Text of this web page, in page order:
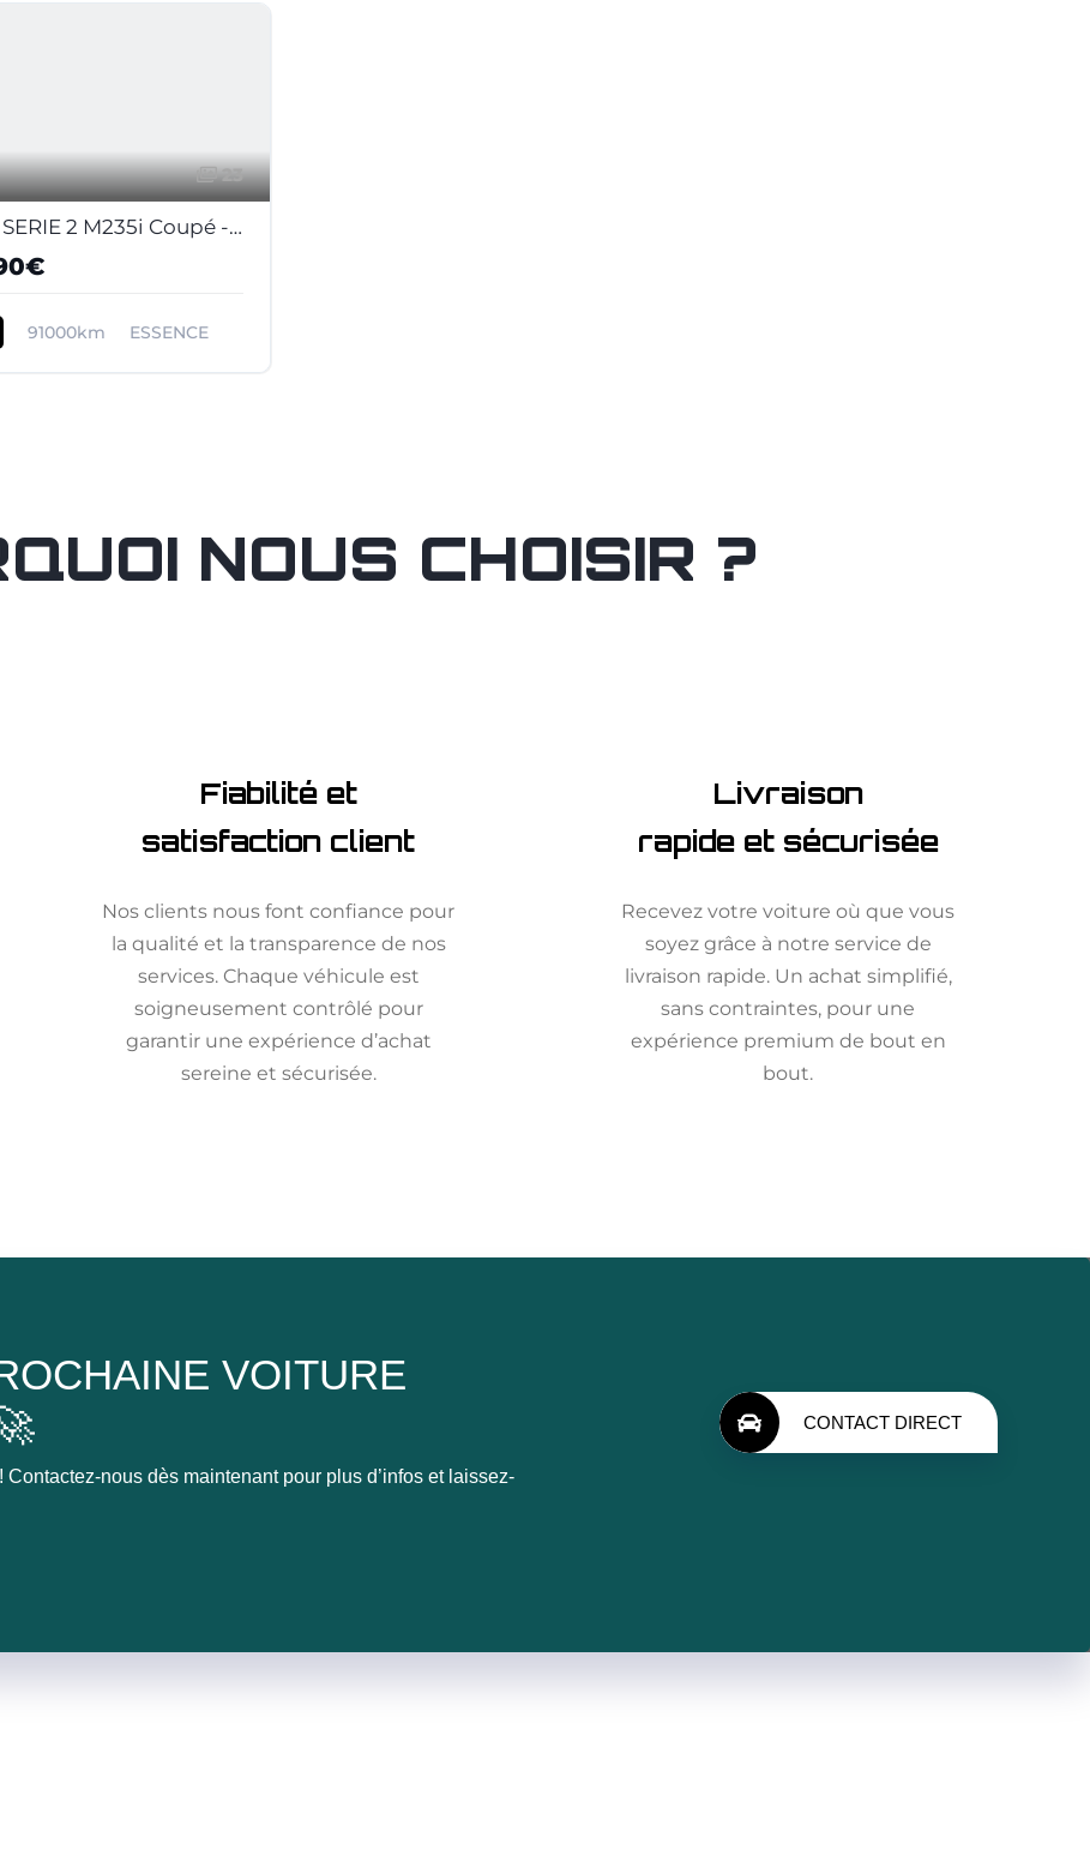
23
BMW SERIE 2 M235i Coupé - BVA Sport COUPE F22 F87 M Performance PHASE 1
91000km ESSENCE
NOUS CHOISIR ?
Fiabilité et
satisfaction client
Nos clients nous font confiance pour
la qualité et la transparence de nos
services. Chaque véhicule est
soigneusement contrôlé pour
garantir une expérience d’achat
sereine et sécurisée.
Livraison
rapide et sécurisée
Recevez votre voiture où que vous
soyez grâce à notre service de
livraison rapide. Un achat simplifié,
sans contraintes, pour une
expérience premium de bout en
bout.
VOITURE
nous dès maintenant pour plus d’infos et laissez-
CONTACT DIRECT